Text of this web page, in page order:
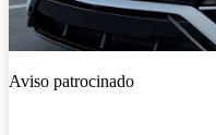
Aviso patrocinado